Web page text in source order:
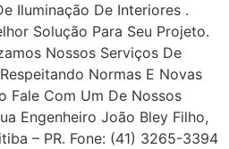
Iluminação De Interiores .
Solução Para Seu Projeto.
Nossos Serviços De
Normas E Novas
Fale Com Um De Nossos
Engenheiro João Bley Filho,
– PR. Fone: (41) 3265-3394